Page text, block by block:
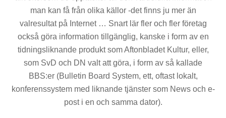
man kan få från olika källor -det finns ju mer än
valresultat på Internet … Snart lär fler och fler företag
också göra information tillgänglig, kanske i form av en
tidningsliknande produkt som Aftonbladet Kultur, eller,
som SvD och DN valt att göra, i form av så kallade
BBS:er (Bulletin Board System, ett, oftast lokalt,
konferenssystem med liknande tjänster som News och e-
post i en och samma dator).